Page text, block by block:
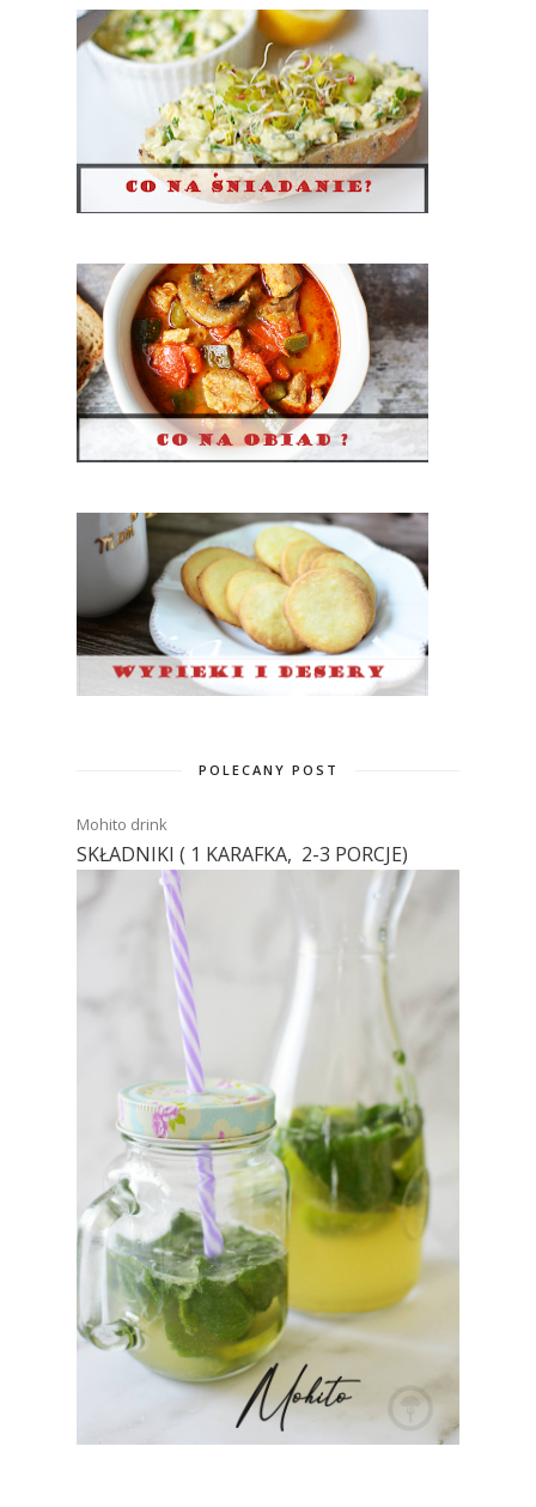
POLECANY POST
Mohito drink
SKŁADNIKI ( 1 KARAFKA, 2-3 PORCJE)